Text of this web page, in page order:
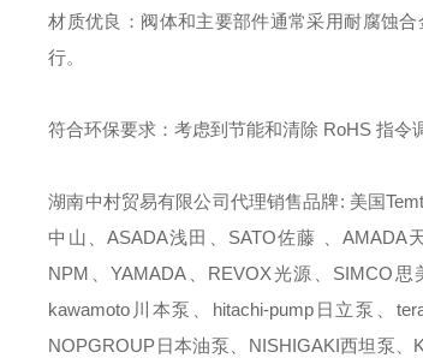
材质优良：阀体和主要部件通常采用耐腐蚀
行。
符合环保要求：考虑到节能和清除 RoHS 指令
湖南中村贸易有限公司代理销售品牌: 美国
中山、ASADA浅田、SATO佐藤 、AMADA
NPM、YAMADA、REVOX光源、SIMCO
kawamoto川本泵、hitachi-pump日立泵、
NOPGROUP日本油泵、NISHIGAKI西坦泵、